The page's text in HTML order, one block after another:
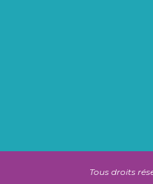
Tous droits